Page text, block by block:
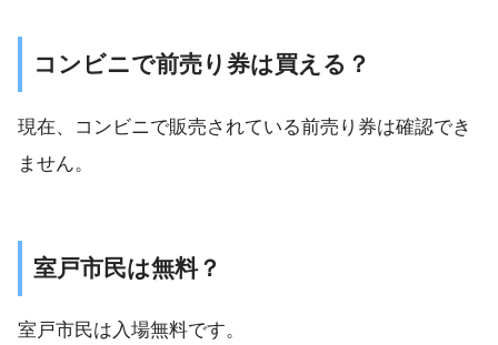
コンビニで前売り券は買える？
現在、コンビニで販売されている前売り券は確認でき
ません。
室戸市民は無料？
室戸市民は入場無料です。